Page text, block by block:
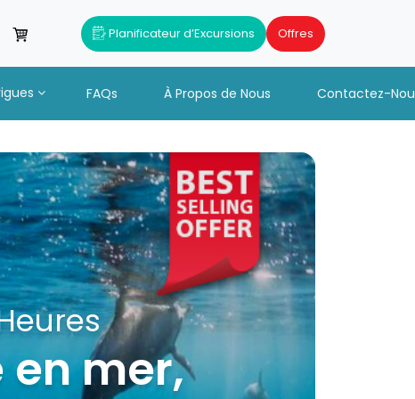
Planificateur d’Excursions Offres
FAQs À Propos de Nous Contactez-
Déjeuner et